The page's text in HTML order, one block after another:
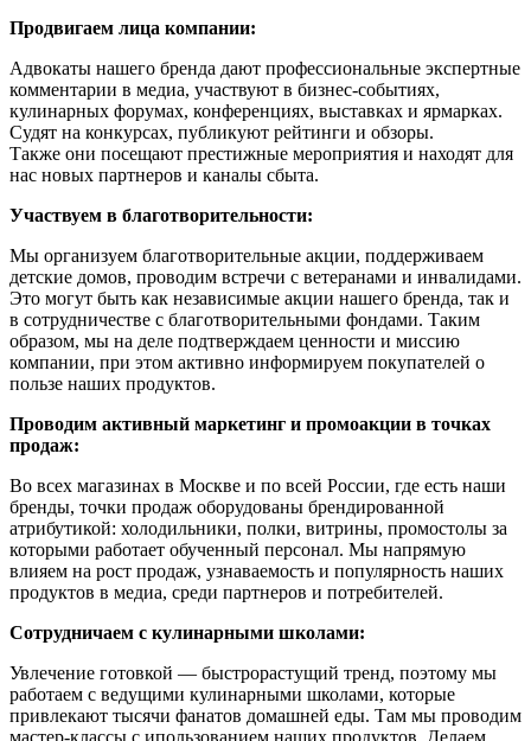
Продвигаем лица компании:
Адвокаты нашего бренда дают профессиональные экспертные
комментарии в медиа, участвуют в бизнес-событиях,
кулинарных форумах, конференциях, выставках и ярмарках.
Судят на конкурсах, публикуют рейтинги и обзоры.
Также они посещают престижные мероприятия и находят для
нас новых партнеров и каналы сбыта.
Участвуем в благотворительности:
Мы организуем благотворительные акции, поддерживаем
детские домов, проводим встречи с ветеранами и инвалидами.
Это могут быть как независимые акции нашего бренда, так и
в сотрудничестве с благотворительными фондами. Таким
образом, мы на деле подтверждаем ценности и миссию
компании, при этом активно информируем покупателей о
пользе наших продуктов.
Проводим активный маркетинг и промоакции в точках
продаж:
Во всех магазинах в Москве и по всей России, где есть наши
бренды, точки продаж оборудованы брендированной
атрибутикой: холодильники, полки, витрины, промостолы за
которыми работает обученный персонал. Мы напрямую
влияем на рост продаж, узнаваемость и популярность наших
продуктов в медиа, среди партнеров и потребителей.
Сотрудничаем с кулинарными школами:
Увлечение готовкой — быстрорастущий тренд, поэтому мы
работаем с ведущими кулинарными школами, которые
привлекают тысячи фанатов домашней еды. Там мы проводим
мастер-классы с ипользованием наших продуктов. Делаем